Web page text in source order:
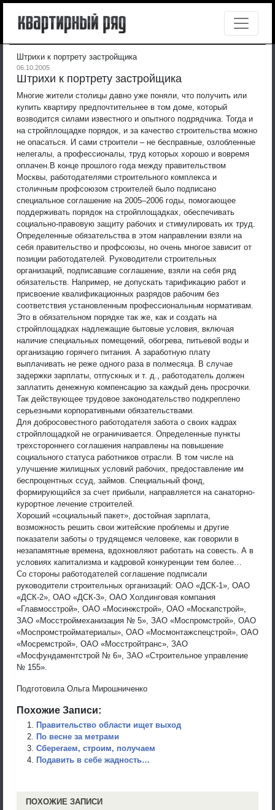
Штрихи к портрету застройщика
06.10.2005
Штрихи к портрету застройщика
Многие жители столицы давно уже поняли, что получить или
купить квартиру предпочтительнее в том доме, который
возводится силами известного и опытного подрядчика. Тогда и
на стройплощадке порядок, и за качество строительства можно
не опасаться. И сами строители – не бесправные, озлобленные
нелегалы, а профессионалы, труд которых хорошо и вовремя
оплачен. В конце прошлого года между правительством
Москвы, работодателями строительного комплекса и
столичным профсоюзом строителей было подписано
специальное соглашение на 2005–2006 годы, помогающее
поддерживать порядок на стройплощадках, обеспечивать
социально-правовую защиту рабочих и стимулировать их труд.
Определенные обязательства в этом направлении взяли на
себя правительство и профсоюзы, но очень многое зависит от
позиции работодателей. Руководители строительных
организаций, подписавшие соглашение, взяли на себя ряд
обязательств. Например, не допускать тарификацию работ и
присвоение квалификационных разрядов рабочим без
соответствия установленным профессиональным нормативам.
Это в обязательном порядке так же, как и создать на
стройплощадках надлежащие бытовые условия, включая
наличие специальных помещений, обогрева, питьевой воды и
организацию горячего питания. А заработную плату
выплачивать не реже одного раза в полмесяца. В случае
задержки зарплаты, отпускных и т. д., работодатель должен
заплатить денежную компенсацию за каждый день просрочки.
Так действующее трудовое законодательство подкреплено
серьезными корпоративными обязательствами.
Для добросовестного работодателя забота о своих кадрах
стройплощадкой не ограничивается. Определенные пункты
трехстороннего соглашения направлены на повышение
социального статуса работников отрасли. В том числе на
улучшение жилищных условий рабочих, предоставление им
беспроцентных ссуд, займов. Специальный фонд,
формирующийся за счет прибыли, направляется на санаторно-
курортное лечение строителей.
Хороший «социальный пакет», достойная зарплата,
возможность решить свои житейские проблемы и другие
показатели заботы о трудящемся человеке, как говорили в
незапамятные времена, вдохновляют работать на совесть. А в
условиях капитализма и кадровой конкуренции тем более…
Со стороны работодателей соглашение подписали
руководители строительных организаций: ОАО «ДСК-1», ОАО
«ДСК-2», ОАО «ДСК-3», ОАО Холдинговая компания
«Главмосстрой», ОАО «Мосинжстрой», ОАО «Москапстрой»,
ЗАО «Мосстроймеханизация № 5», ЗАО «Моспромстрой», ОАО
«Моспромстройматериалы», ОАО «Мосмонтажспецстрой», ОАО
«Мосремстрой», ОАО «Мосстройтранс», ЗАО
«Мосфундаментстрой № 6», ЗАО «Строительное управление
№ 155».
Подготовила Ольга Мирошниченко
Похожие Записи:
Правительство области ищет выход
По весне за метрами
Сберегаем, строим, получаем
Подавить в себе жадность…
ПОХОЖИЕ ЗАПИСИ